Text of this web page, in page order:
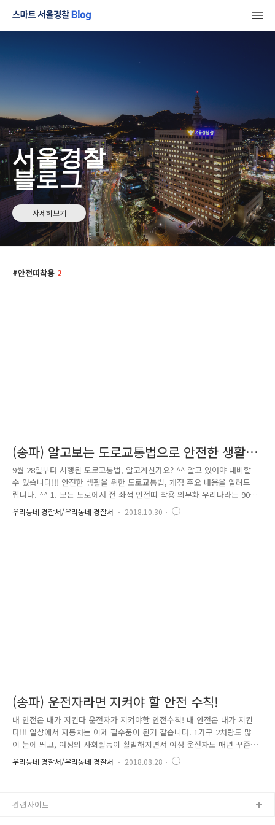
서울경찰
블로그
자세히보기
안전띠착용 2
(송파) 알고보는 도로교통법으로 안전한 생활
~!!
9월 28일부터 시행된 도로교통법, 알고계신가요? ^^ 알고 있어야 대비할
수 있습니다!!! 안전한 생활을 위한 도로교통법, 개정 주요 내용을 알려드
립니다. ^^ 1. 모든 도로에서 전 좌석 안전띠 착용 의무화 우리나라는 90년
앞좌석 안전띠 착용 의무화된 이후 착용률은 88.5%로 착용을 당연시하고
있습니다만, 뒷좌석은 30.2%에 불과합니다. 이는 OECD평균에 현저히 미
우리동네 경찰서/우리동네 경찰서 2018.10.30
(송파) 운전자라면 지켜야 할 안전 수칙!
내 안전은 내가 지킨다 운전자가 지켜야할 안전수칙! 내 안전은 내가 지킨
다!!! 일상에서 자동차는 이제 필수품이 된거 같습니다. 1가구 2차량도 많
이 눈에 띄고, 여성의 사회활동이 활발해지면서 여성 운전자도 매년 꾸준
히 증가하고 있습니다. 젊은 여성분들은 물론이고, 아이가 있는 가정에서
도 기본 2개의 차를 가지고 운전을 하고 있습니다. 운전자의 수가 늘수록
소한 실수가 발생되지 않도록 주의를 기울여야 합니다. 또한 운전자가 늘
우리동네 경찰서/우리동네 경찰서 2018.08.28
관련사이트